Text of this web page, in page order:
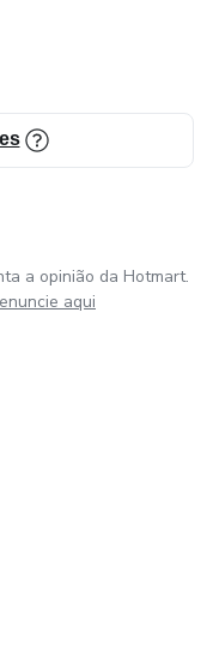
a opinião da Hotmart.
aqui